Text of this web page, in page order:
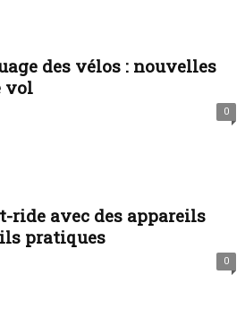
des vélos : nouvelles
vol
0
ride avec des appareils
pratiques
0